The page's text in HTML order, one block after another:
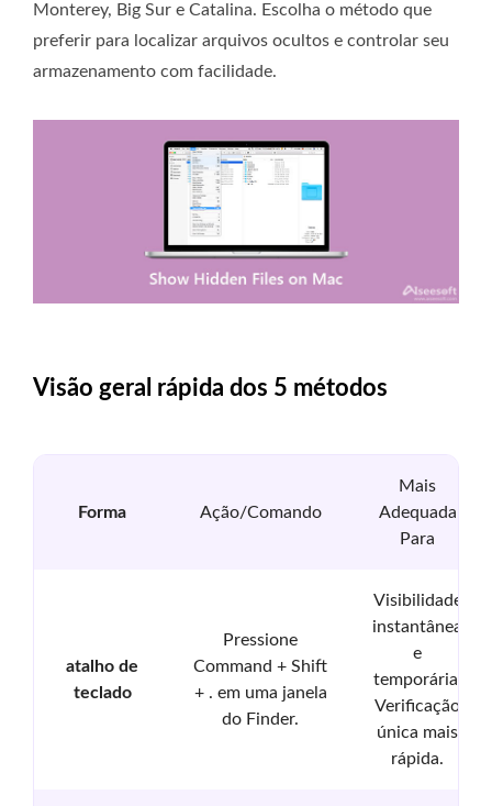
Monterey, Big Sur e Catalina. Escolha o método que
preferir para localizar arquivos ocultos e controlar seu
armazenamento com facilidade.
Visão geral rápida dos 5 métodos
Forma Ação/Comando
Mais
Adequada
Para
atalho de
teclado
Pressione
Command + Shift
+ . em uma janela
do Finder.
Visibilidade
instantânea
e
temporária.
Verificação
única mais
rápida.